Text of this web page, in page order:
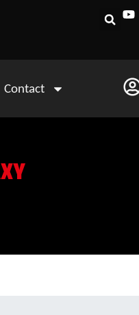
Contact